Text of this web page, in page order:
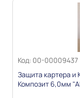
Информация о
комплекте
виде и цвете
основывается
публикации
Код: 00-00009437
Защита картера и
Композит 6,0мм